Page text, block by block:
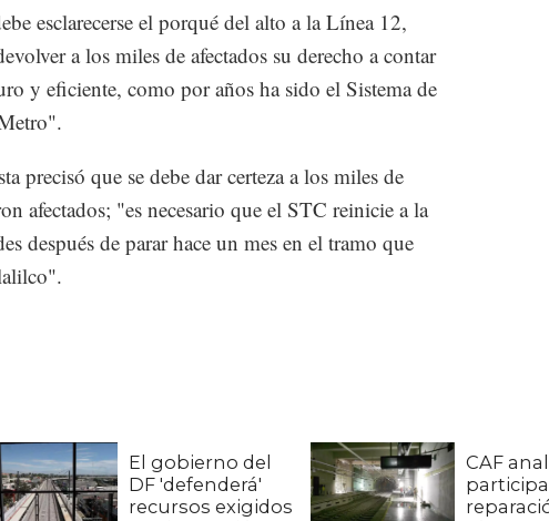
esclarecerse el porqué del alto a la Línea 12,
a los miles de afectados su derecho a contar
y eficiente, como por años ha sido el Sistema de
precisó que se debe dar certeza a los miles de
afectados; "es necesario que el STC reinicie a la
después de parar hace un mes en el tramo que
El gobierno del
DF 'defenderá'
recursos exigidos
CAF